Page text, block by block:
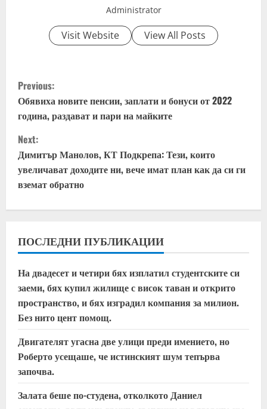
Administrator
Visit Website View All Posts
C
o
n
t
i
n
u
e
R
e
a
d
i
Previous:
Обявиха новите пенсии, заплати и бонуси от 2022
година, раздават и пари на майките
Next:
Димитър Манолов, КТ Подкрепа: Тези, които
увеличават доходите ни, вече имат план как да си ги
вземат обратно
ПОСЛЕДНИ ПУБЛИКАЦИИ
На двадесет и четири бях изплатил студентските си
заеми, бях купил жилище с висок таван и открито
пространство, и бях изградил компания за милион.
Без нито цент помощ.
Двигателят угасна две улици преди имението, но
Роберто усещаше, че истинският шум тепърва
започва.
Залата беше по-студена, отколкото Даниел